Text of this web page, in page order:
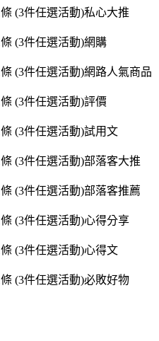
(3件任選活動)私心大推
(3件任選活動)網購
(3件任選活動)網路人氣商品
(3件任選活動)評價
(3件任選活動)試用文
(3件任選活動)部落客大推
(3件任選活動)部落客推薦
(3件任選活動)心得分享
(3件任選活動)心得文
(3件任選活動)必敗好物